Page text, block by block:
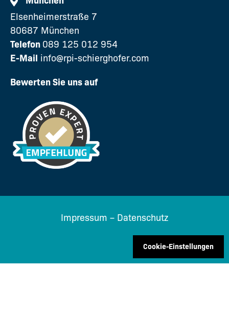
Elsenheimerstraße 7
80687 München
Telefon 089 125 012 954
E-Mail info@rpi-schierghofer.com
Bewerten Sie uns auf
Impressum – Datenschutz
Cookie-Einstellungen